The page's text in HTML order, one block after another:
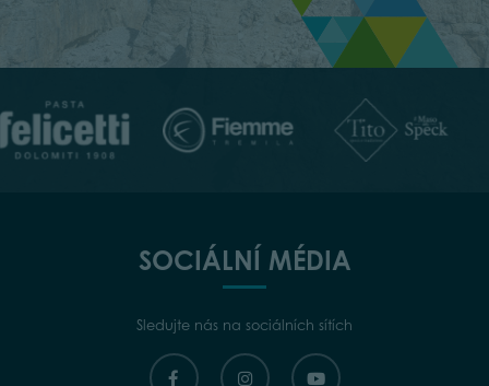
SOCIÁLNÍ MÉDIA
Sledujte nás na sociálních sítích